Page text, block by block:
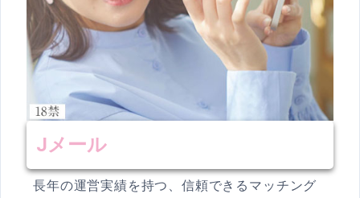
Jメール
長年の運営実績を持つ、信頼できるマッチング